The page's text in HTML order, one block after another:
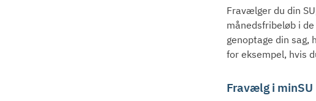
Fravælger du din
månedsfribeløb i
genoptage din
for eksempel, hvis
Fravælg i minSU